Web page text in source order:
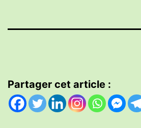
Partager cet article :